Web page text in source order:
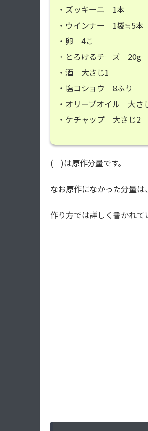
・ズッキーニ 1本
・ウインナー 1袋≒5本
・卵 4こ
・とろけるチーズ 20g
・酒 大さじ1
・塩コショウ 8ふり
・オリーブオイル 大さ
・ケチャップ 大さじ2
( )は原作分量です。
なお原作になかった分量は
作り方では詳しく書かれて